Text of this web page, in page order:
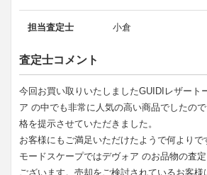
担当査定士 小倉
査定士コメント
今回お買い取りいたしましたGUIDIレザート
ア の中でも非常に人気の高い商品でしたの
格を提示させていただきました。
お客様にもご満足いただけたようで何よりで
モードスケープではデヴォア のお品物の査
ございます。売却をご検討されているお客